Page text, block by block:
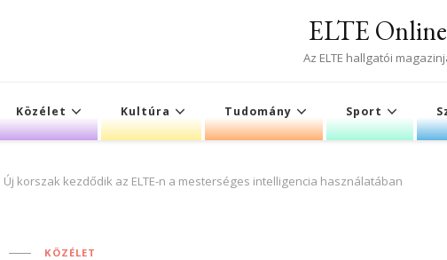
ELTE Online
Az ELTE hallgatói
Közélet Kultúra Tudomány Sport
Új korszak kezdődik az ELTE-n a mesterséges intelligencia használatában
KÖZÉLET